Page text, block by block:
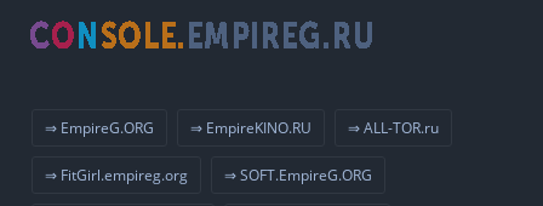
⇒ EmpireG.ORG ⇒ EmpireKINO.RU ⇒ ALL-TOR.ru
⇒ FitGirl.empireg.org ⇒ SOFT.EmpireG.ORG